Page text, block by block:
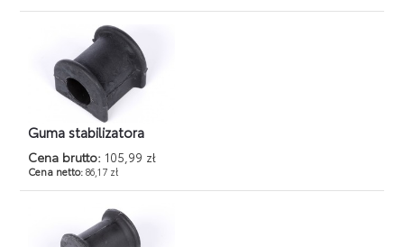
Guma stabilizatora
Cena brutto: 105,99 zł
Cena netto:86,17 zł